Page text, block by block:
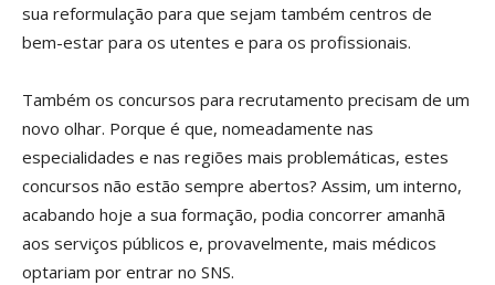
sua reformulação para que sejam também centros de
bem-estar para os utentes e para os profissionais.
Também os concursos para recrutamento precisam de um
novo olhar. Porque é que, nomeadamente nas
especialidades e nas regiões mais problemáticas, estes
concursos não estão sempre abertos? Assim, um interno,
acabando hoje a sua formação, podia concorrer amanhã
aos serviços públicos e, provavelmente, mais médicos
optariam por entrar no SNS.